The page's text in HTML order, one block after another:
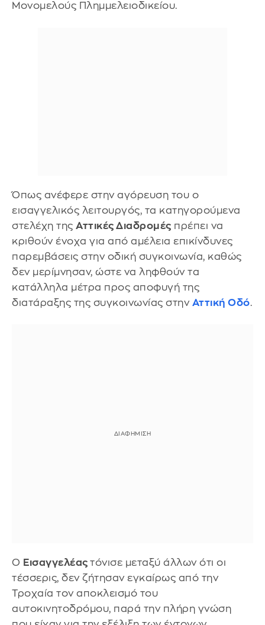
Μονομελούς Πλημμελειοδικείου.
Όπως ανέφερε στην αγόρευση του ο
εισαγγελικός λειτουργός, τα κατηγορούμενα
στελέχη της Αττικές Διαδρομές πρέπει να
κριθούν ένοχα για από αμέλεια επικίνδυνες
παρεμβάσεις στην οδική συγκοινωνία, καθώς
δεν μερίμνησαν, ώστε να ληφθούν τα
κατάλληλα μέτρα προς αποφυγή της
διατάραξης της συγκοινωνίας στην Αττική Οδό.
Ο Εισαγγελέας τόνισε μεταξύ άλλων ότι οι
τέσσερις, δεν ζήτησαν εγκαίρως από την
Τροχαία τον αποκλεισμό του
αυτοκινητοδρόμου, παρά την πλήρη γνώση